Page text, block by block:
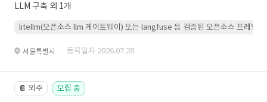
LLM 구축 외 1개
litellm(오픈소스 llm 게이트웨이) 또는 langfuse 등 검증된 오픈소스 프레임워
서울특별시 · 등록일자 2026.07.28.
📔 외주 모집 중